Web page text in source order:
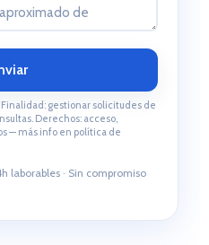
Finalidad: gestionar solicitudes de
Derechos: acceso,
— más info en política de
laborables · Sin compromiso